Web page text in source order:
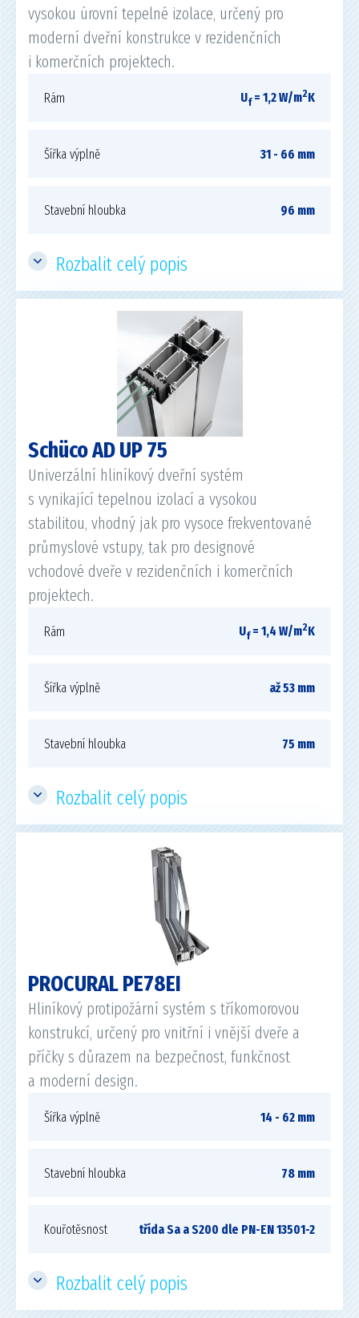
vysokou úrovní tepelné izolace, určený pro
moderní dveřní konstrukce v rezidenčních
i komerčních projektech.
Rám Uf= 1,2 W/m2K
Šířka výplně 31 - 66 mm
Stavební hloubka 96 mm
Rozbalit celý popis
Schüco AD UP 75
Univerzální hliníkový dveřní systém
s vynikající tepelnou izolací a vysokou
stabilitou, vhodný jak pro vysoce frekventované
průmyslové vstupy, tak pro designové
vchodové dveře v rezidenčních i komerčních
projektech.
Rám Uf= 1,4 W/m2K
Šířka výplně až 53 mm
Stavební hloubka 75 mm
Rozbalit celý popis
PROCURAL PE78EI
Hliníkový protipožární systém s tříkomorovou
konstrukcí, určený pro vnitřní i vnější dveře a
příčky s důrazem na bezpečnost, funkčnost
a moderní design.
Šířka výplně 14 - 62 mm
Stavební hloubka 78 mm
Kouřotěsnost třída Sa a S200 dle PN-EN 13501-2
Rozbalit celý popis